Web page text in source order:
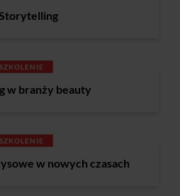
SZKOLENIE
w branży beauty
SZKOLENIE
w nowych czasach